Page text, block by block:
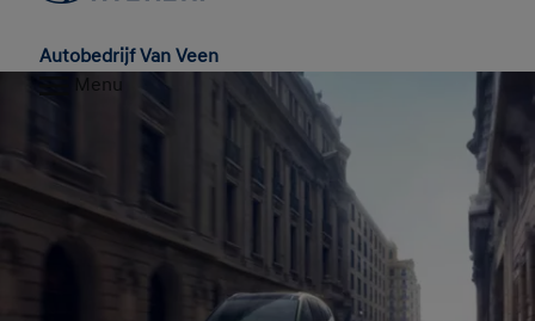
Autobedrijf Van Veen
Menu